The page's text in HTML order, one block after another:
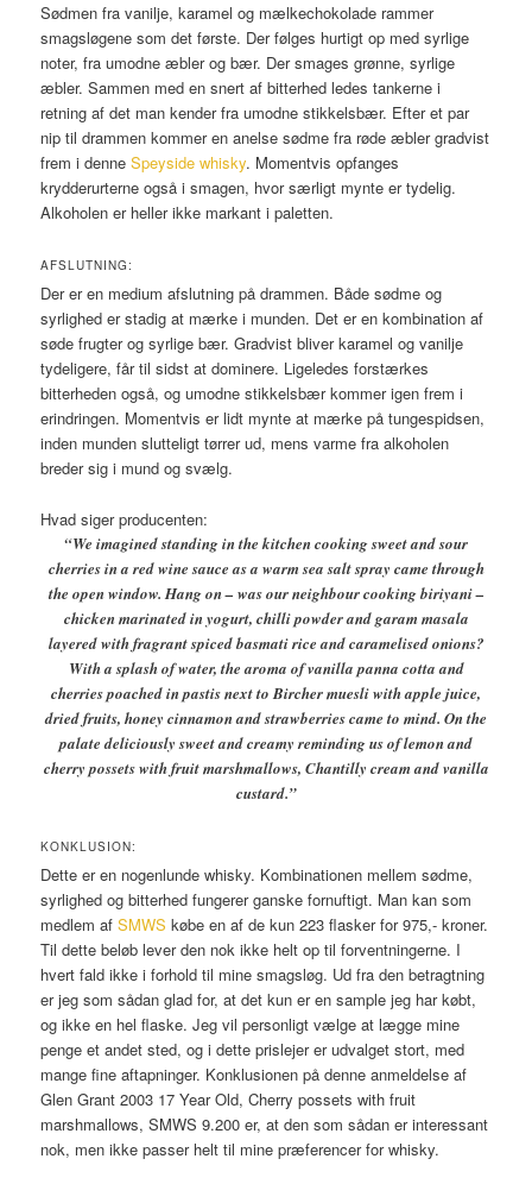
Sødmen fra vanilje, karamel og mælkechokolade rammer
smagsløgene som det første. Der følges hurtigt op med syrlige
noter, fra umodne æbler og bær. Der smages grønne, syrlige
æbler. Sammen med en snert af bitterhed ledes tankerne i
retning af det man kender fra umodne stikkelsbær. Efter et par
nip til drammen kommer en anelse sødme fra røde æbler gradvist
frem i denneSpeyside whisky. Momentvis opfanges
krydderurterne også i smagen, hvor særligt mynte er tydelig.
Alkoholen er heller ikke markant i paletten.
AFSLUTNING:
Der er en medium afslutning på drammen. Både sødme og
syrlighed er stadig at mærke i munden. Det er en kombination af
søde frugter og syrlige bær. Gradvist bliver karamel og vanilje
tydeligere, får til sidst at dominere. Ligeledes forstærkes
bitterheden også, og umodne stikkelsbær kommer igen frem i
erindringen. Momentvis er lidt mynte at mærke på tungespidsen,
inden munden slutteligt tørrer ud, mens varme fra alkoholen
breder sig i mund og svælg.
Hvad siger producenten:
“We imagined standing in the kitchen cooking sweet and sour
cherries in a red wine sauce as a warm sea salt spray came through
the open window. Hang on – was our neighbour cooking biriyani –
chicken marinated in yogurt, chilli powder and garam masala
layered with fragrant spiced basmati rice and caramelised onions?
With a splash of water, the aroma of vanilla panna cotta and
cherries poached in pastis next to Bircher muesli with apple juice,
dried fruits, honey cinnamon and strawberries came to mind. On the
palate deliciously sweet and creamy reminding us of lemon and
cherry possets with fruit marshmallows, Chantilly cream and vanilla
custard.”
KONKLUSION:
Dette er en nogenlunde whisky. Kombinationen mellem sødme,
syrlighed og bitterhed fungerer ganske fornuftigt. Man kan som
medlem afSMWS købe en af de kun 223 flasker for 975,- kroner.
Til dette beløb lever den nok ikke helt op til forventningerne. I
hvert fald ikke i forhold til mine smagsløg. Ud fra den betragtning
er jeg som sådan glad for, at det kun er en sample jeg har købt,
og ikke en hel flaske. Jeg vil personligt vælge at lægge mine
penge et andet sted, og i dette prislejer er udvalget stort, med
mange fine aftapninger. Konklusionen på denne anmeldelse af
Glen Grant 2003 17 Year Old, Cherry possets with fruit
marshmallows, SMWS 9.200 er, at den som sådan er interessant
nok, men ikke passer helt til mine præferencer for whisky.